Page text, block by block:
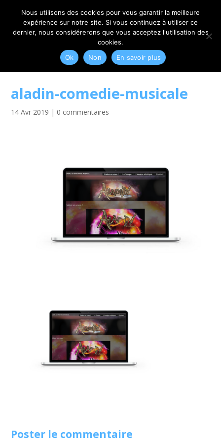
06 79 42 10 00 CONTACT@MYRIAM-CORBET.NET
aladin-comedie-musicale
14 Avr 2019 | 0 commentaires
Poster le commentaire
Nous utilisons des cookies pour vous garantir la meilleure
expérience sur notre site. Si vous continuez à utiliser ce
dernier, nous considérerons que vous acceptez l'utilisation des
cookies.
Ok
Non En savoir plus